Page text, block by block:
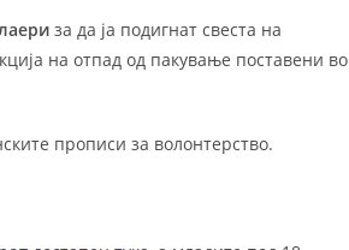
за да ја подигнат свеста на
на отпад од пакување поставени во
прописи за волонтерство.